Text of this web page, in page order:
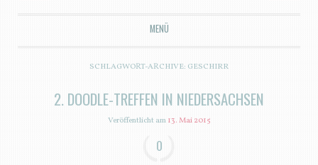
MENÜ
ZUM INHALT SPRINGEN
SCHLAGWORT-ARCHIVE: GESCHIRR
2. DOODLE-TREFFEN IN NIEDERSACHSEN
Veröffentlicht am13. Mai 2015
0